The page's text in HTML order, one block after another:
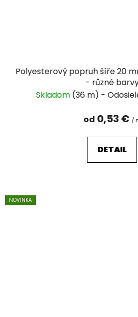
Polyesterový popruh šíře 20
- různé
Skladom (36 m)
od 0,53 € /
DETAIL
NOVINKA